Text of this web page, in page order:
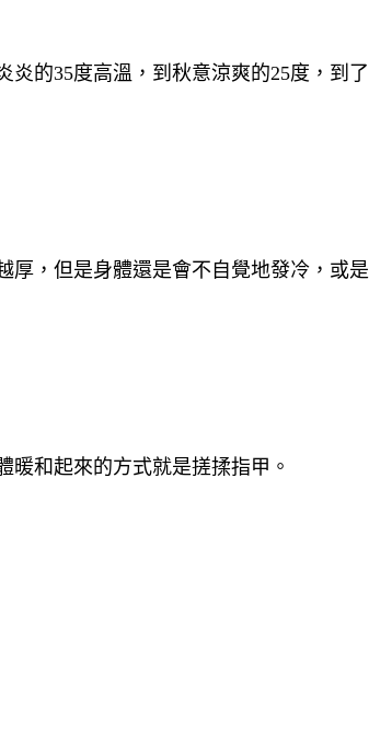
的35度高溫，到秋意涼爽的25度，到了
厚，但是身體還是會不自覺地發冷，或是
暖和起來的方式就是搓揉指甲。